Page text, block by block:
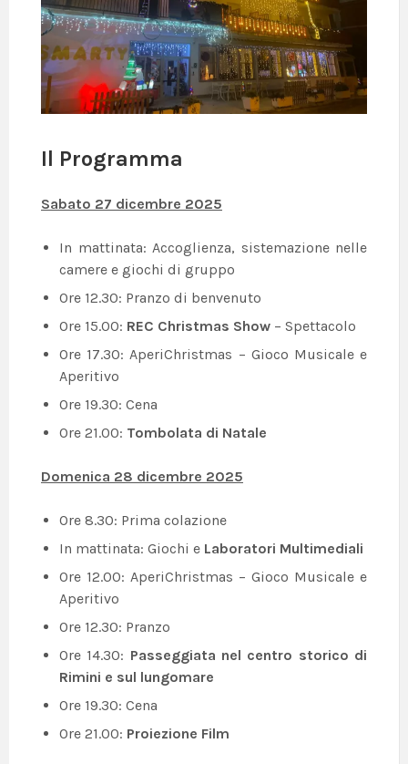
Il Programma
Sabato 27 dicembre 2025
In mattinata: Accoglienza, sistemazione nelle
camere e giochi di gruppo
Ore 12.30: Pranzo di benvenuto
Ore 15.00: REC Christmas Show – Spettacolo
Ore 17.30: AperiChristmas – Gioco Musicale e
Aperitivo
Ore 19.30: Cena
Ore 21.00: Tombolata di Natale
Domenica 28 dicembre 2025
Ore 8.30: Prima colazione
In mattinata: Giochi e Laboratori Multimediali
Ore 12.00: AperiChristmas – Gioco Musicale e
Aperitivo
Ore 12.30: Pranzo
Ore 14.30: Passeggiata nel centro storico di
Rimini e sul lungomare
Ore 19.30: Cena
Ore 21.00: Proiezione Film